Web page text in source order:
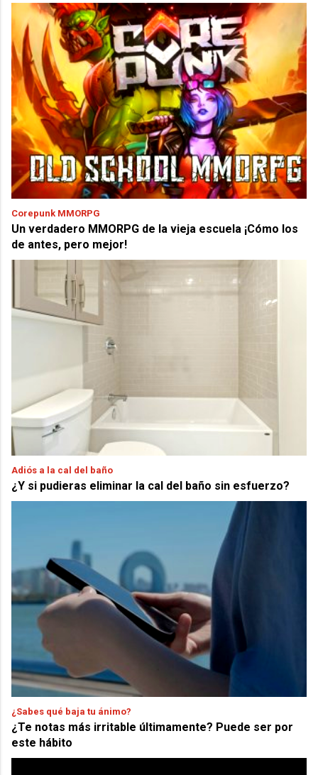
Corepunk MMORPG
Un verdadero MMORPG de la vieja escuela ¡Cómo los
de antes, pero mejor!
Adiós a la cal del baño
¿Y si pudieras eliminar la cal del baño sin esfuerzo?
¿Sabes qué baja tu ánimo?
¿Te notas más irritable últimamente? Puede ser por
este hábito